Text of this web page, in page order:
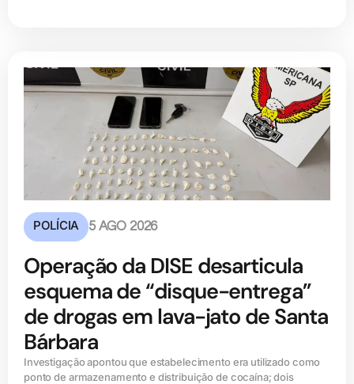
POLÍCIA 5 AGO 2026
Operação da DISE desarticula
esquema de “disque-entrega”
de drogas em lava-jato de Santa
Bárbara
Investigação apontou que estabelecimento era utilizado como
ponto de armazenamento e distribuição de cocaína; dois